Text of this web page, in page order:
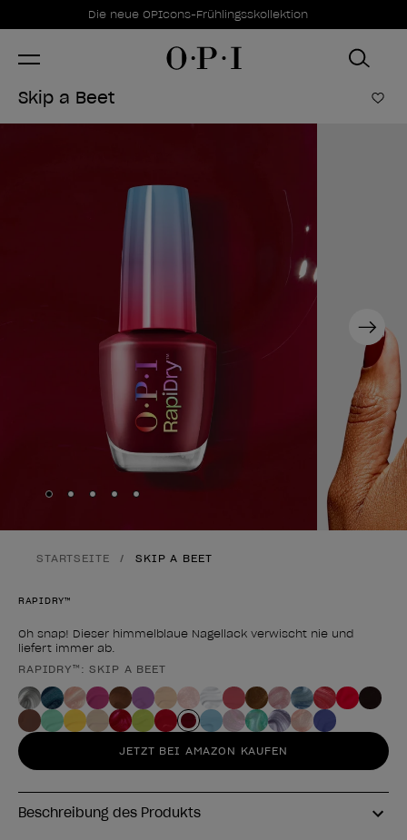
Sonderangebote
Die neue OPIcons-Frühlingsskollektion
Item 1 of 1
Skip a Beet Zur
Next
Skip to slide
Skip to slide
Skip to slide
Skip to slide
Skip to slide
STARTSEITE SKIP A BEET
RAPIDRY™
Oh snap! Dieser himmelblaue Nagellack verwischt nie und
liefert immer ab.
Form des Produkts
RAPIDRY™: SKIP A BEET
JETZT BEI AMAZON KAUFEN
Beschreibung des Produkts